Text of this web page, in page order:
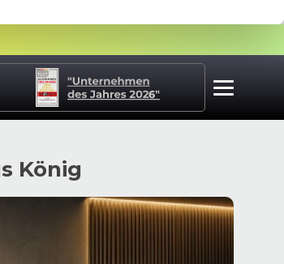
König